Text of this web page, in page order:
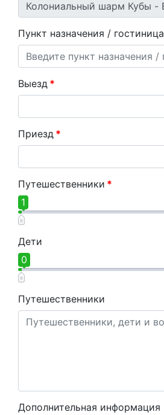
Пункт назначения / гостиница
Выезд *
Приезд *
Путешественники *
1
Дети
0
Путешественники
Дополнительная информация